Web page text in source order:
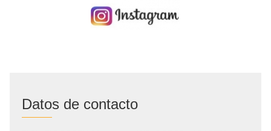
Datos de contacto